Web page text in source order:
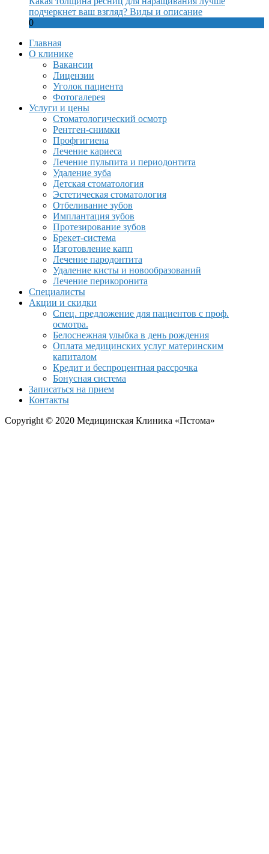
подчеркнет ваш взгляд? Виды и описание
0
Главная
О клинике
Вакансии
Лицензии
Уголок пациента
Фотогалерея
Услуги и цены
Стоматологический осмотр
Рентген-снимки
Профгигиена
Лечение кариеса
Лечение пульпита и периодонтита
Удаление зуба
Детская стоматология
Эстетическая стоматология
Отбеливание зубов
Имплантация зубов
Протезирование зубов
Брекет-система
Изготовление капп
Лечение пародонтита
Удаление кисты и новообразований
Лечение перикоронита
Специалисты
Акции и скидки
Спец. предложение для пациентов с проф.
осмотра.
Белоснежная улыбка в день рождения
Оплата медицинских услуг материнским
капиталом
Кредит и беспроцентная рассрочка
Бонусная система
Записаться на прием
Контакты
Copyright © 2020 Медицинская Клиника «Пстома»